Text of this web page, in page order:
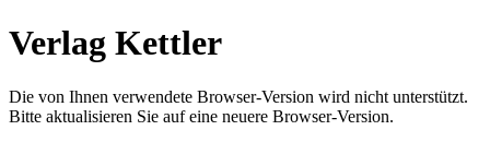
Verlag Kettler
Die von Ihnen verwendete Browser-Version wird nicht unterstützt.
Bitte aktualisieren Sie auf eine neuere Browser-Version.